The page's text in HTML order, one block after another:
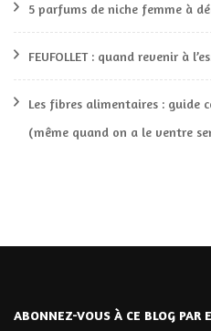
5 parfums de niche femme à
FEUFOLLET : quand revenir à
Les fibres alimentaires : guide
(même quand on a le ventre
ABONNEZ-VOUS À CE BLOG PAR